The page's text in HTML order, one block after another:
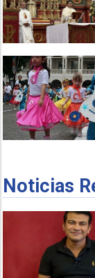
Noticias